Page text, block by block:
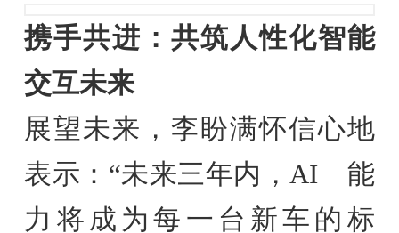
携手共进：共筑人性化智能
交互未来
展望未来，李盼满怀信心地
表示：“未来三年内，AI 能
力将成为每一台新车的标